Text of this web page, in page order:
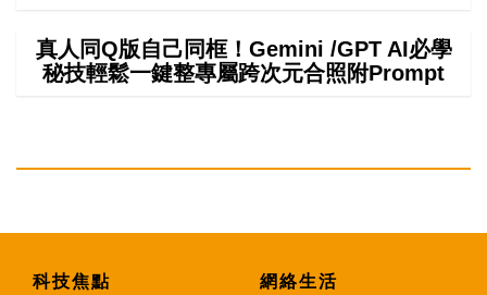
真人同Q版自己同框！Gemini /GPT AI必學
秘技輕鬆一鍵整專屬跨次元合照附Prompt
科技焦點 網絡生活